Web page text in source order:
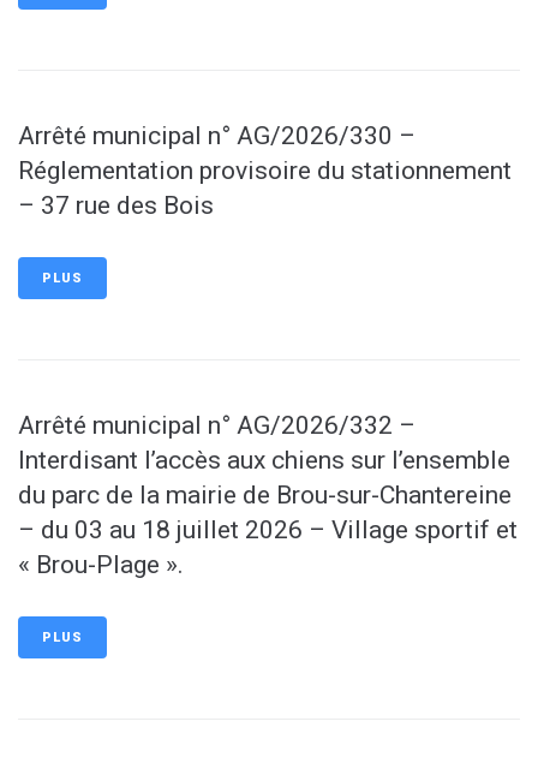
Arrêté municipal n° AG/2026/330 –
Réglementation provisoire du stationnement
– 37 rue des Bois
PLUS
Arrêté municipal n° AG/2026/332 –
Interdisant l’accès aux chiens sur l’ensemble
du parc de la mairie de Brou-sur-Chantereine
– du 03 au 18 juillet 2026 – Village sportif et
« Brou-Plage ».
PLUS